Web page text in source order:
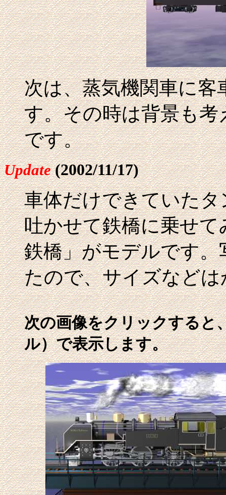
次は、蒸気機関車に
す。その時は背景も
です。
Update (2002/11/17)
車体だけできていた
吐かせて鉄橋に乗せ
鉄橋」がモデルです
たので、サイズなど
次の画像をクリックすると
ル）で表示します。